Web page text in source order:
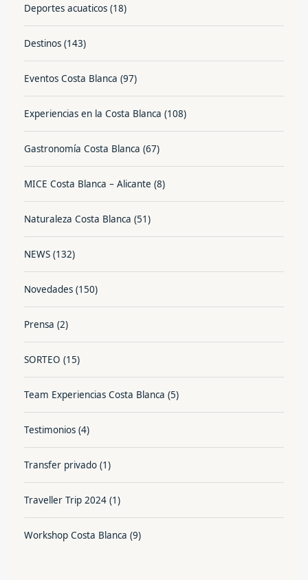
Deportes acuaticos (18)
Destinos (143)
Eventos Costa Blanca (97)
Experiencias en la Costa Blanca (108)
Gastronomía Costa Blanca (67)
MICE Costa Blanca – Alicante (8)
Naturaleza Costa Blanca (51)
NEWS (132)
Novedades (150)
Prensa (2)
SORTEO (15)
Team Experiencias Costa Blanca (5)
Testimonios (4)
Transfer privado (1)
Traveller Trip 2024 (1)
Workshop Costa Blanca (9)